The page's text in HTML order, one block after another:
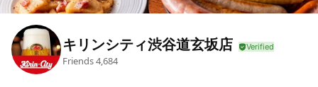
キリンシティ渋谷道玄坂店
Friends4,684